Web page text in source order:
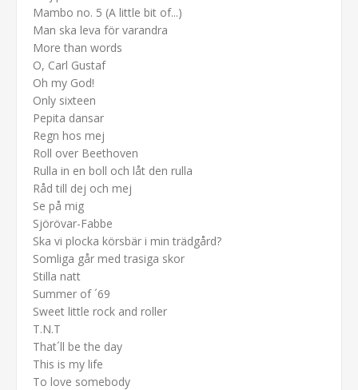
Mambo no. 5 (A little bit of...)
Man ska leva för varandra
More than words
O, Carl Gustaf
Oh my God!
Only sixteen
Pepita dansar
Regn hos mej
Roll over Beethoven
Rulla in en boll och låt den rulla
Råd till dej och mej
Se på mig
Sjörövar-Fabbe
Ska vi plocka körsbär i min trädgård?
Somliga går med trasiga skor
Stilla natt
Summer of ´69
Sweet little rock and roller
T.N.T
That´ll be the day
This is my life
To love somebody